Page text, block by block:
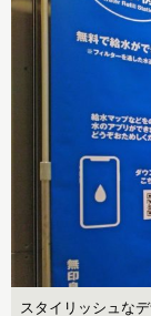
スタイリッシュな